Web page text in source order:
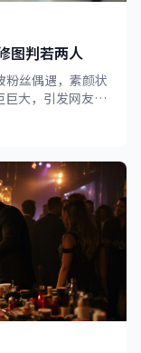
图判若两人
丝偶遇，素颜状
大，引发网友热